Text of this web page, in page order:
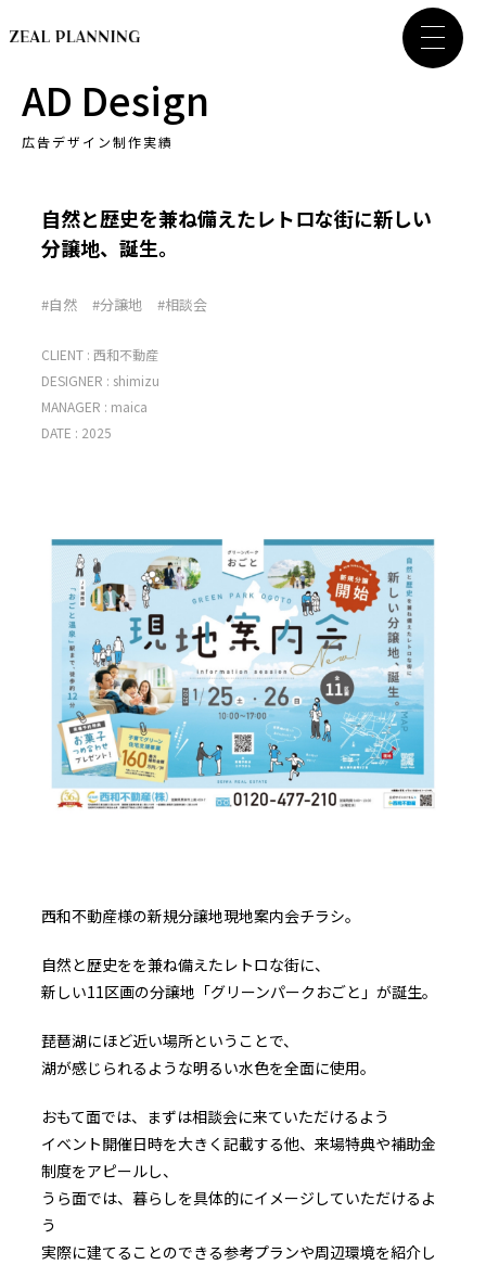
AD Design
広告デザイン制作実績
自然と歴史を兼ね備えたレトロな街に新しい
分譲地、誕生。
#自然 #分譲地 #相談会
CLIENT :西和不動産
DESIGNER : shimizu
MANAGER : maica
DATE : 2025
西和不動産様の新規分譲地現地案内会チラシ。
自然と歴史をを兼ね備えたレトロな街に、
新しい11区画の分譲地「グリーンパークおごと」が誕生。
琵琶湖にほど近い場所ということで、
湖が感じられるような明るい水色を全面に使用。
おもて面では、まずは相談会に来ていただけるよう
イベント開催日時を大きく記載する他、来場特典や補助金
制度をアピールし、
うら面では、暮らしを具体的にイメージしていただけるよ
う
実際に建てることのできる参考プランや周辺環境を紹介し